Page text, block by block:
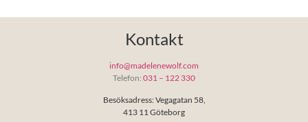
Kontakt
info@madelenewolf.com
Telefon: 031 – 122 330
Besöksadress: Vegagatan 58,
413 11 Göteborg